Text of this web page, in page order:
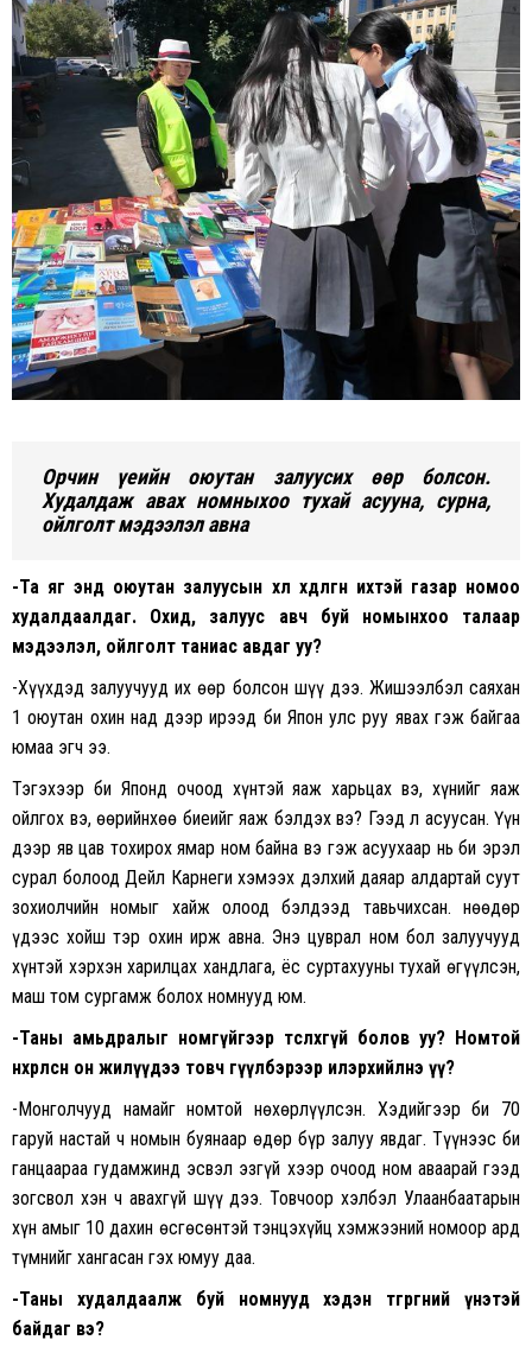
Орчин үеийн оюутан залуусих өөр болсон.
Худалдаж авах номныхоо тухай асууна, сурна,
ойлголт мэдээлэл авна
-Та яг энд оюутан залуусын хөл хөдөлгөөн ихтэй газар номоо
худалдаалдаг. Охид, залуус авч буй номынхоо талаар
мэдээлэл, ойлголт таниас авдаг уу?
-Хүүхдэд залуучууд их өөр болсон шүү дээ. Жишээлбэл саяхан
1 оюутан охин над дээр ирээд би Япон улс руу явах гэж байгаа
юмаа эгч ээ.
Тэгэхээр би Японд очоод хүнтэй яаж харьцах вэ, хүнийг яаж
ойлгох вэ, өөрийнхөө биеийг яаж бэлдэх вэ? Гээд л асуусан. Үүн
дээр яв цав тохирох ямар ном байна вэ гэж асуухаар нь би эрэл
сурал болоод Дейл Карнеги хэмээх дэлхий даяар алдартай суут
зохиолчийн номыг хайж олоод бэлдээд тавьчихсан. Өнөөдөр
үдээс хойш тэр охин ирж авна. Энэ цуврал ном бол залуучууд
хүнтэй хэрхэн харилцах хандлага, ёс суртахууны тухай өгүүлсэн,
маш том сургамж болох номнууд юм.
-Таны амьдралыг номгүйгээр төсөөлөхгүй болов уу? Номтой
нөхөрлөсөн он жилүүдээ товч өгүүлбэрээр илэрхийлнэ үү?
-Монголчууд намайг номтой нөхөрлүүлсэн. Хэдийгээр би 70
гаруй настай ч номын буянаар өдөр бүр залуу явдаг. Түүнээс би
ганцаараа гудамжинд эсвэл эзгүй хээр очоод ном аваарай гээд
зогсвол хэн ч авахгүй шүү дээ. Товчоор хэлбэл Улаанбаатарын
хүн амыг 10 дахин өсгөсөнтэй тэнцэхүйц хэмжээний номоор ард
түмнийг хангасан гэх юмуу даа.
-Таны худалдаалж буй номнууд хэдэн төгрөгний үнэтэй
байдаг вэ?